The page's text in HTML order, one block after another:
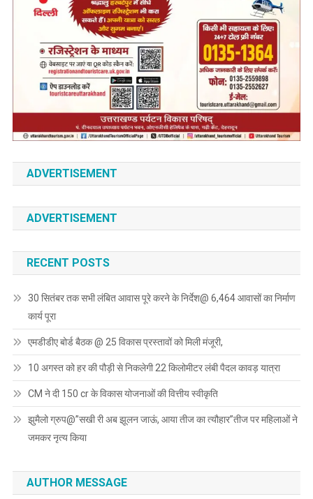
ADVERTISEMENT
ADVERTISEMENT
RECENT POSTS
30 सितंबर तक सभी लंबित आवास पूरे करने के निर्देश@ 6,464 आवासों का निर्माण
कार्य पूरा
एमडीडीए बोर्ड बैठक @ 25 विकास प्रस्तावों को मिली मंजूरी,
10 अगस्त को हर की पौड़ी से निकलेगी 22 किलोमीटर लंबी पैदल कावड़ यात्रा
CM ने दी 150 cr के विकास योजनाओं की वित्तीय स्वीकृति
झुमैलो ग्रुप@”सखी री अब झूलन जाऊं, आया तीज का त्यौहार”तीज पर महिलाओं ने
जमकर नृत्य किया
AUTHOR MESSAGE